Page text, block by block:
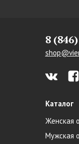
8
Каталог
Женская
Мужская